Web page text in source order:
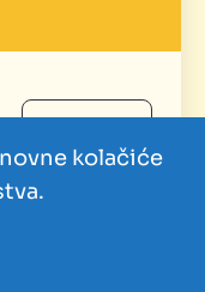
kolačiće